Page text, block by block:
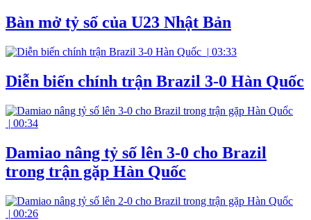
Bàn mở tỷ số của U23 Nhật Bản
| 03:33
Diễn biến chính trận Brazil 3-0 Hàn Quốc
| 00:34
Damiao nâng tỷ số lên 3-0 cho Brazil
trong trận gặp Hàn Quốc
| 00:26